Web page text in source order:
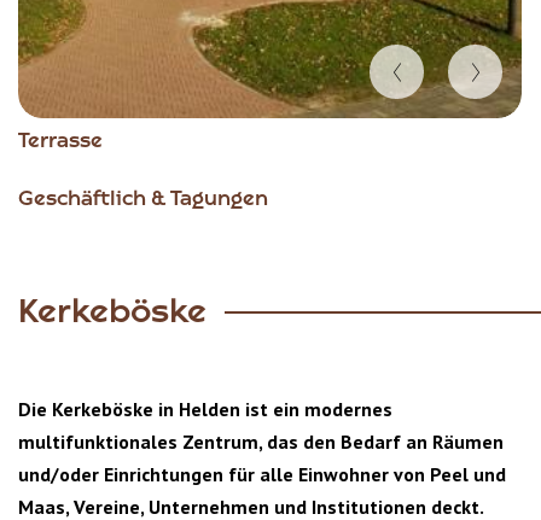
Terrasse
Geschäftlich & Tagungen
Item
of
Kerkeböske
Die Kerkeböske in Helden ist ein modernes
multifunktionales Zentrum, das den Bedarf an Räumen
und/oder Einrichtungen für alle Einwohner von Peel und
Maas, Vereine, Unternehmen und Institutionen deckt.